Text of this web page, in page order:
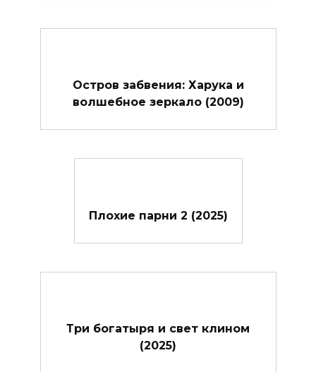
Остров забвения: Харука и
волшебное зеркало (2009)
Плохие парни 2 (2025)
Три богатыря и свет клином
(2025)